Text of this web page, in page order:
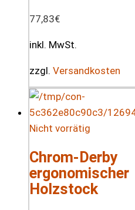
77,83€
inkl. MwSt.
zzgl. Versandkosten
Nicht vorrätig
Chrom-Derby
ergonomischer
Holzstock